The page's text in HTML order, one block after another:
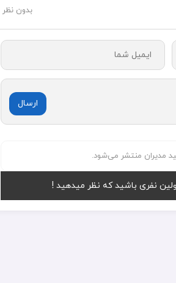
بدون نظر
ارسال
مدیران منتشر می‌شود.
نفری باشید که نظر میدهید !